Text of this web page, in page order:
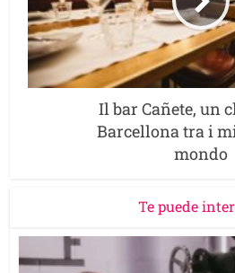
Il bar Cañete, un
Barcellona tra i
mondo
Te puede